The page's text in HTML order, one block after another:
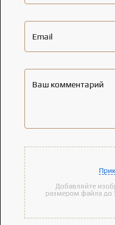
Email
Ваш комментарий
Добавляйте
размером файла до